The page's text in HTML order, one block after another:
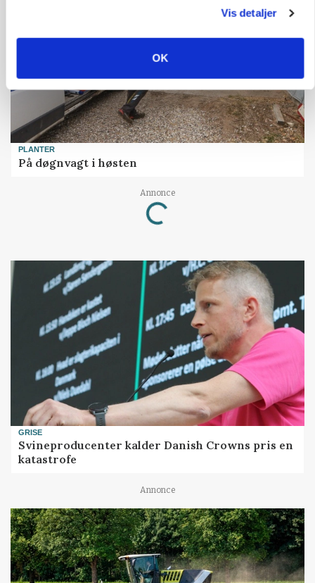
Vis detaljer
OK
PLANTER
På døgnvagt i høsten
Annonce
Loading...
GRISE
Svineproducenter kalder Danish Crowns pris en
katastrofe
Annonce